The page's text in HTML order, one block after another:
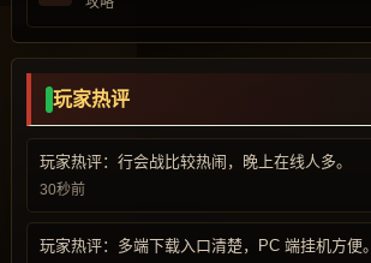
玩家热评
玩家热评：行会战比较热闹，晚上在线人多。
30秒前
玩家热评：多端下载入口清楚，PC 端挂机方便。